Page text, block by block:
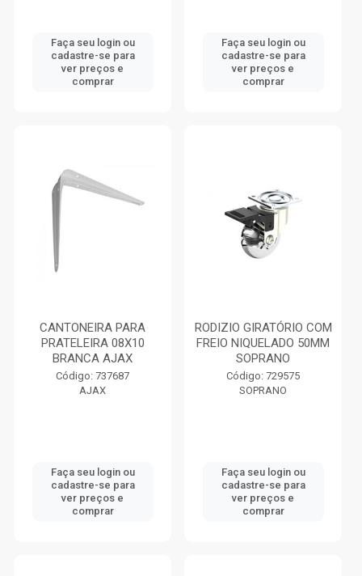
Faça seu login ou
cadastre-se para
ver preços e
comprar
Faça seu login ou
cadastre-se para
ver preços e
comprar
CANTONEIRA PARA
PRATELEIRA 08X10
BRANCA AJAX
Código: 737687
AJAX
Faça seu login ou
cadastre-se para
ver preços e
comprar
RODIZIO GIRATÓRIO COM
FREIO NIQUELADO 50MM
SOPRANO
Código: 729575
SOPRANO
Faça seu login ou
cadastre-se para
ver preços e
comprar